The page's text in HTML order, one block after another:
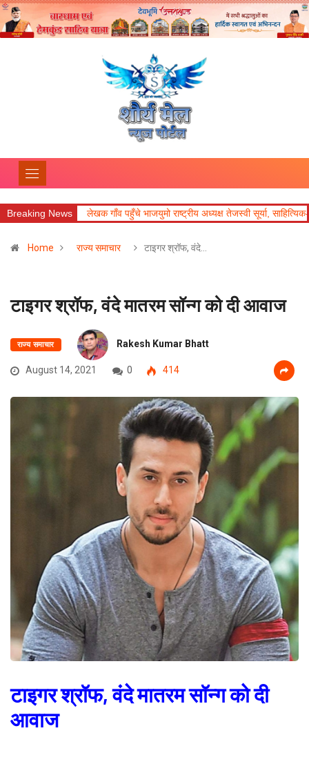
Breaking News
लेखक गाँव पहुँचे भाजयुमो राष्ट्रीय अध्यक्ष तेजस्वी सूर्या, साहित्यिक-सांस्कृतिक पहल की
Home राज्य समाचार टाइगर श्रॉफ, वंदे…
टाइगर श्रॉफ, वंदे मातरम सॉन्ग को दी आवाज
राज्य समाचार Rakesh Kumar Bhatt
August 14, 2021 0 414
टाइगर श्रॉफ, वंदे मातरम सॉन्ग को दी
आवाज